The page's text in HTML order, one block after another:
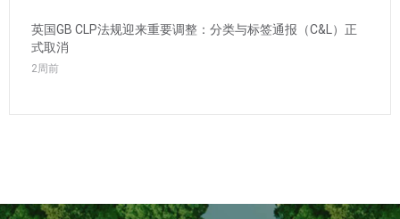
英国GB CLP法规迎来重要调整：分类与标签通报（C&L）正
式取消
2周前